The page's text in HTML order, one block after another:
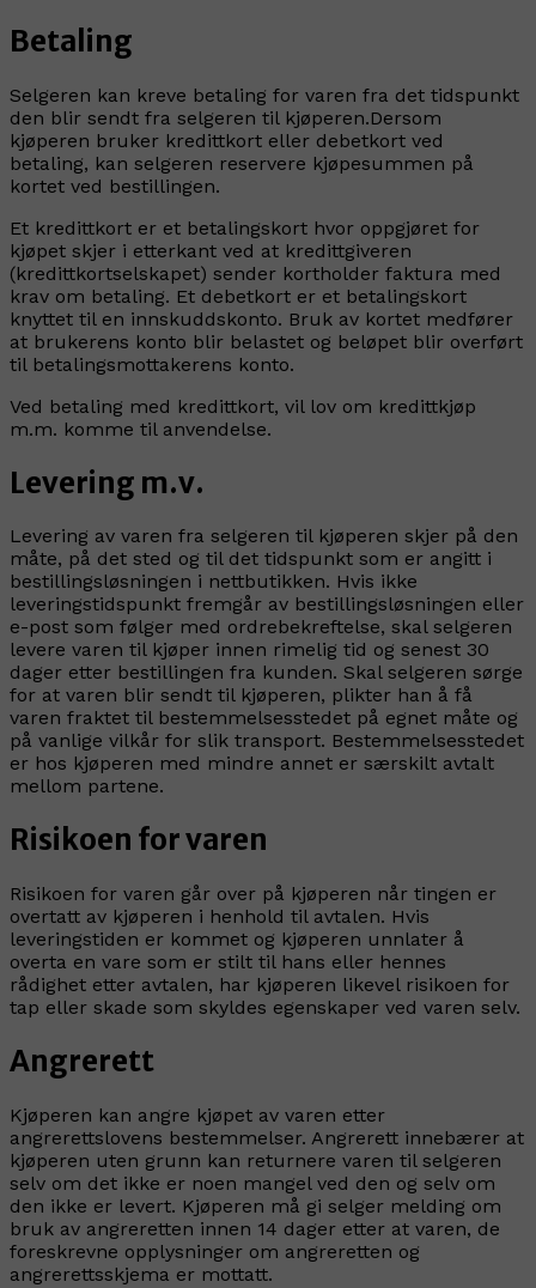
Betaling
Selgeren kan kreve betaling for varen fra det tidspunkt
den blir sendt fra selgeren til kjøperen.Dersom
kjøperen bruker kredittkort eller debetkort ved
betaling, kan selgeren reservere kjøpesummen på
kortet ved bestillingen.
Et kredittkort er et betalingskort hvor oppgjøret for
kjøpet skjer i etterkant ved at kredittgiveren
(kredittkortselskapet) sender kortholder faktura med
krav om betaling. Et debetkort er et betalingskort
knyttet til en innskuddskonto. Bruk av kortet medfører
at brukerens konto blir belastet og beløpet blir overført
til betalingsmottakerens konto.
Ved betaling med kredittkort, vil lov om kredittkjøp
m.m. komme til anvendelse.
Levering m.v.
Levering av varen fra selgeren til kjøperen skjer på den
måte, på det sted og til det tidspunkt som er angitt i
bestillingsløsningen i nettbutikken. Hvis ikke
leveringstidspunkt fremgår av bestillingsløsningen eller
e-post som følger med ordrebekreftelse, skal selgeren
levere varen til kjøper innen rimelig tid og senest 30
dager etter bestillingen fra kunden. Skal selgeren sørge
for at varen blir sendt til kjøperen, plikter han å få
varen fraktet til bestemmelsesstedet på egnet måte og
på vanlige vilkår for slik transport. Bestemmelsesstedet
er hos kjøperen med mindre annet er særskilt avtalt
mellom partene.
Risikoen for varen
Risikoen for varen går over på kjøperen når tingen er
overtatt av kjøperen i henhold til avtalen. Hvis
leveringstiden er kommet og kjøperen unnlater å
overta en vare som er stilt til hans eller hennes
rådighet etter avtalen, har kjøperen likevel risikoen for
tap eller skade som skyldes egenskaper ved varen selv.
Angrerett
Kjøperen kan angre kjøpet av varen etter
angrerettslovens bestemmelser. Angrerett innebærer at
kjøperen uten grunn kan returnere varen til selgeren
selv om det ikke er noen mangel ved den og selv om
den ikke er levert. Kjøperen må gi selger melding om
bruk av angreretten innen 14 dager etter at varen, de
foreskrevne opplysninger om angreretten og
angrerettsskjema er mottatt.